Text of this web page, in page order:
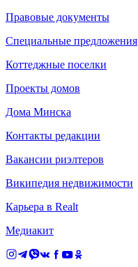
Правовые документы
Специальные предложения
Коттеджные поселки
Проекты домов
Дома Минска
Контакты редакции
Вакансии риэлтеров
Википедия недвижимости
Карьера в Realt
Медиакит